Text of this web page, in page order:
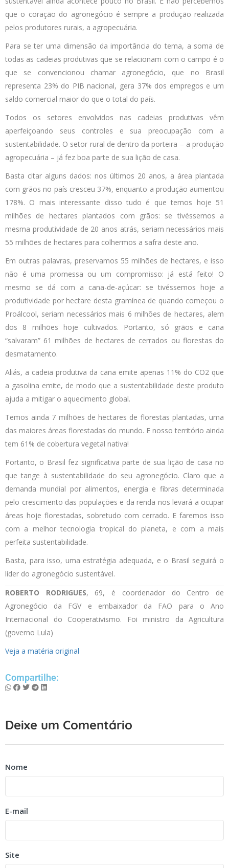
que o coração do agronegócio é sempre a produção realizada
pelos produtores rurais, a agropecuária.
Para se ter uma dimensão da importância do tema, a soma de
todas as cadeias produtivas que se relacionam com o campo é o
que se convencionou chamar agronegócio, que no Brasil
representa 23% do PIB nacional, gera 37% dos empregos e um
saldo comercial maior do que o total do país.
Todos os setores envolvidos nas cadeias produtivas vêm
aperfeiçoando seus controles e sua preocupação com a
sustentabilidade. O setor rural de dentro da porteira – a produção
agropecuária – já fez boa parte de sua lição de casa.
Basta citar alguns dados: nos últimos 20 anos, a área plantada
com grãos no país cresceu 37%, enquanto a produção aumentou
178%. O mais interessante disso tudo é que temos hoje 51
milhões de hectares plantados com grãos: se tivéssemos a
mesma produtividade de 20 anos atrás, seriam necessários mais
55 milhões de hectares para colhermos a safra deste ano.
Em outras palavras, preservamos 55 milhões de hectares, e isso
não é uma promessa ou um compromisso: já está feito! O
mesmo se dá com a cana-de-açúcar: se tivéssemos hoje a
produtividade por hectare desta gramínea de quando começou o
Proálcool, seriam necessários mais 6 milhões de hectares, alem
dos 8 milhões hoje cultivados. Portanto, só grãos e cana
“salvaram” 61 milhões de hectares de cerrados ou florestas do
desmatamento.
Aliás, a cadeia produtiva da cana emite apenas 11% do CO2 que
a gasolina emite, de modo que a sustentabilidade deste produto
ajuda a mitigar o aquecimento global.
Temos ainda 7 milhões de hectares de florestas plantadas, uma
das maiores áreas florestadas do mundo. E nosso território ainda
tem 61% de cobertura vegetal nativa!
Portanto, o Brasil fez significativa parte de sua lição de casa no
que tange à sustentabilidade do seu agronegócio. Claro que a
demanda mundial por alimentos, energia e fibras determinada
pelo crescimento das populações e da renda nos levará a ocupar
áreas hoje florestadas, sobretudo com cerrado. E faremos isso
com a melhor tecnologia tropical do planeta, e com a mais
perfeita sustentabilidade.
Basta, para isso, uma estratégia adequada, e o Brasil seguirá o
líder do agronegócio sustentável.
ROBERTO RODRIGUES, 69, é coordenador do Centro de
Agronegócio da FGV e embaixador da FAO para o Ano
Internacional do Cooperativismo. Foi ministro da Agricultura
(governo Lula)
Veja a matéria original
Compartilhe:
Deixe um Comentário
Nome
E-mail
Site